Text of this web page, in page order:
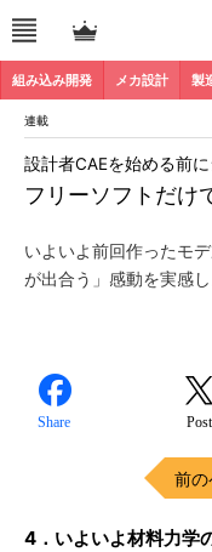
組み込み開発 メカ設計 製
連載
フリーソフトだけ
設計者CAEを始める前
いよいよ前回作ったモ
が出合う」感動を実感し
Share Post
前
4．いよいよ材料力学